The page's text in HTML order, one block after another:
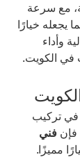
مع سرعة
يجعله خيارًا
وأداء
في الكويت.
في تركيب
فإن فني
مميزًا.